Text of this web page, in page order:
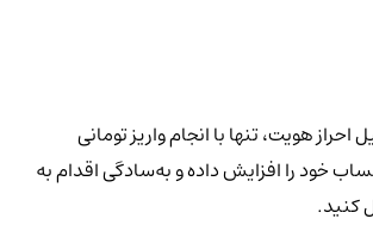
هویت، تنها با انجام واریز تومانی
خود را افزایش داده و به‌سادگی اقدام به
کنید.